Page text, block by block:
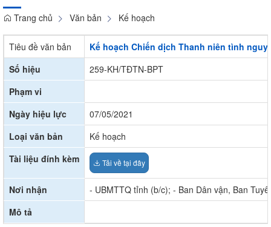
Trang chủ
Văn bản Kế hoạch
Tiêu đề văn bản
Kế hoạch Chiến dịch Thanh niên tình
Số hiệu
259-KH/TĐTN-BPT
Phạm vi
Ngày hiệu lực
07/05/2021
Loại văn bản
Kế hoạch
Tài liệu đính kèm
Tải về tại đây
Nơi nhận
- UBMTTQ tỉnh (b/c); - Ban Dân vận, Ban
Mô tả